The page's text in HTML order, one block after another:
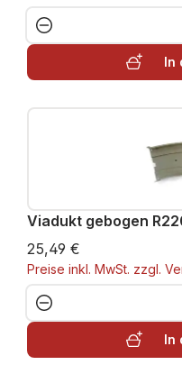
Produkt
In
Viadukt gebogen
25,49 €
Preise inkl. MwSt. zzgl.
Produkt
In